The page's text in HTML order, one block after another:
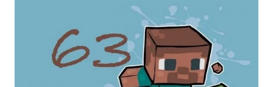
#64
64#
MINECRAFT
:
D7OOMY999